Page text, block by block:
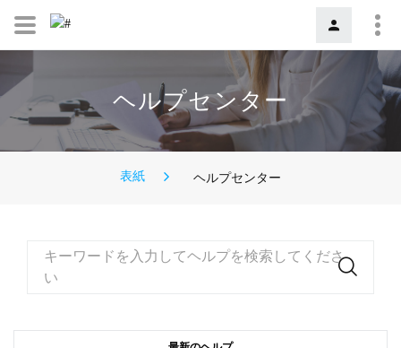
ヘルプセンター
表紙 ヘルプセンター
キーワードを入力してヘルプを検索してくださ
い